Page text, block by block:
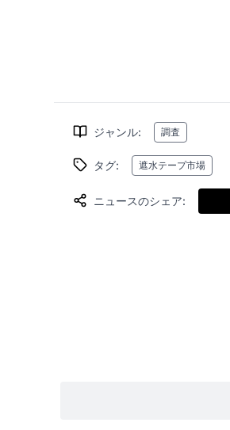
ジャンル: 調査
タグ: 遮水テープ市場
ニュースのシェア: